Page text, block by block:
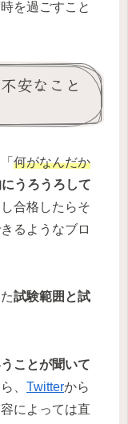
を過ごすこと
安なこと
何がなんだか
うろうろして
合格したらそ
るようなブロ
試験範囲と試
ことが聞いて
、 Twitterから
によっては直